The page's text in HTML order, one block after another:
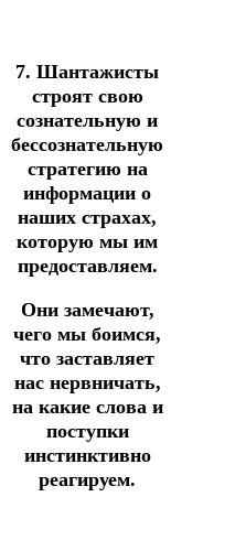
7. Шантажисты
строят свою
сознательную и
бессознательную
стратегию на
информации о
наших страхах,
которую мы им
предоставляем.
Они замечают,
чего мы боимся,
что заставляет
нас нервничать,
на какие слова и
поступки
инстинктивно
реагируем.